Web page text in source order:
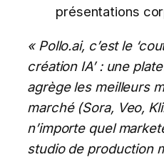
présentations
« Pollo.ai, c’est le
création IA’ : une
agrège les meilleurs
marché (Sora, Veo,
n’importe quel
studio de production